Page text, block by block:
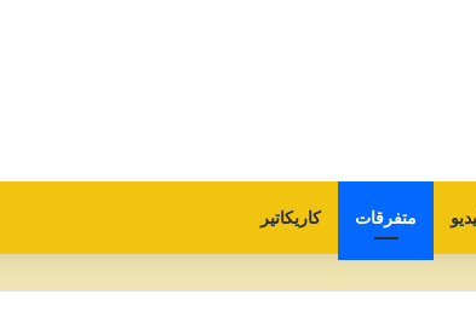
متفرقات كاريكاتير